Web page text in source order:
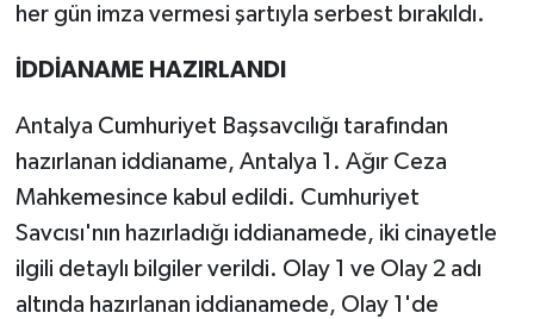
her gün imza vermesi şartıyla serbest bırakıldı.
İDDİANAME HAZIRLANDI
Antalya Cumhuriyet Başsavcılığı tarafından
hazırlanan iddianame, Antalya 1. Ağır Ceza
Mahkemesince kabul edildi. Cumhuriyet
Savcısı'nın hazırladığı iddianamede, iki cinayetle
ilgili detaylı bilgiler verildi. Olay 1 ve Olay 2 adı
altında hazırlanan iddianamede, Olay 1'de